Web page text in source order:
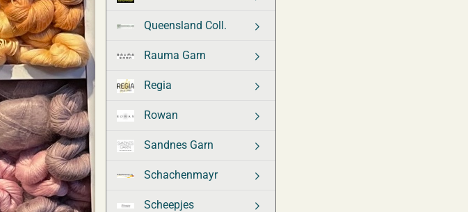
Queensland Coll.
Rauma Garn
Regia
Rowan
Sandnes Garn
Schachenmayr
Scheepjes